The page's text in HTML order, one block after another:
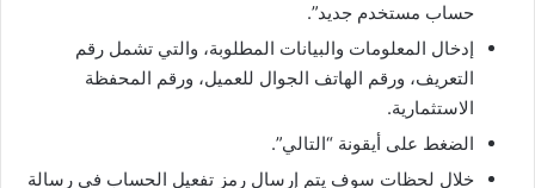
حساب مستخدم جديد”.
إدخال المعلومات والبيانات المطلوبة، والتي تشمل رقم
التعريف، ورقم الهاتف الجوال للعميل، ورقم المحفظة
الاستثمارية.
الضغط على أيقونة “التالي”.
خلال لحظات سوف يتم إرسال رمز تفعيل الحساب في رسالة